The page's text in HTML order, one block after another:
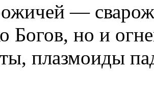
—
Богов, но и
плазмоиды